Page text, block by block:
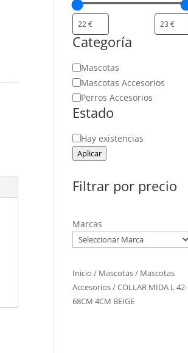
Categoría
Categoría
Mascotas
Mascotas Accesorios
Perros Accesorios
Estado
Estado
Hay existencias
Aplicar
Filtrar por precio
Marcas
Inicio / Mascotas/ Mascotas
Accesorios/ COLLAR MIDA L 42-
68CM 4CM BEIGE